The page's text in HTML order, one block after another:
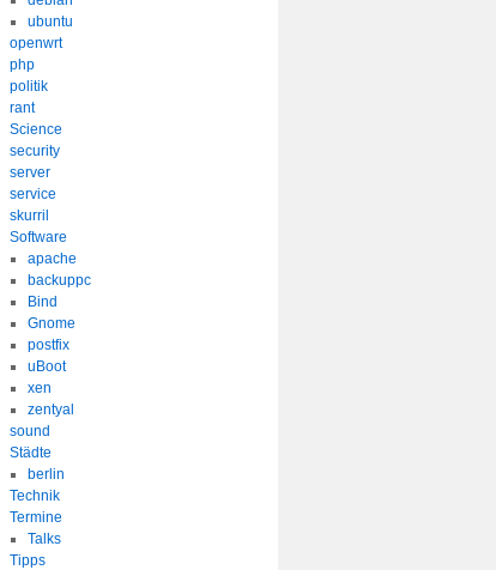
ubuntu
openwrt
php
politik
rant
Science
security
server
service
skurril
Software
apache
backuppc
Bind
Gnome
postfix
uBoot
xen
zentyal
sound
Städte
berlin
Technik
Termine
Talks
Tipps